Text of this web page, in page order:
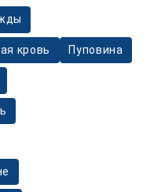
столовые
стаканчики
кровь Пуповина